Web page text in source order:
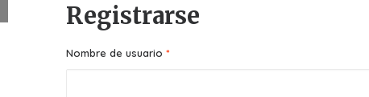
Registrarse
Nombre de usuario *Obligatorio